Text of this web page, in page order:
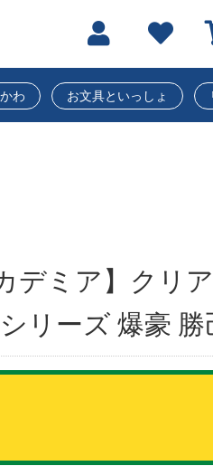
わ お文具といっしょ
デミア】クリ
リーズ 爆豪 勝